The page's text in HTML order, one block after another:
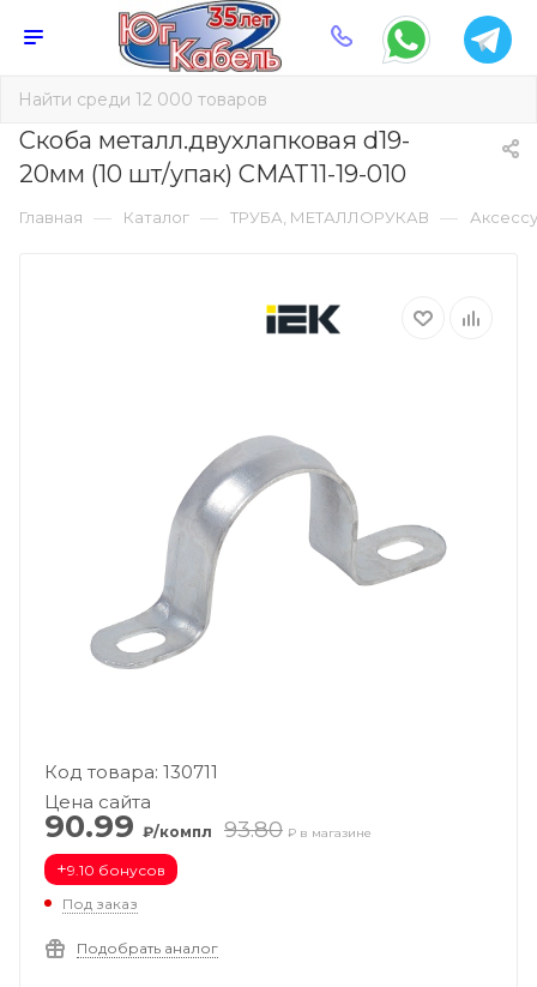
Скоба металл.двухлапковая d19-
20мм (10 шт/упак) CMAT11-19-010
Главная — Каталог — ТРУБА, МЕТАЛЛОРУКАВ —
Код товара: 130711
Цена сайта
90.99 ₽/компл 93.80 ₽ в магазине
+9.10 бонусов
Под заказ
Подобрать аналог